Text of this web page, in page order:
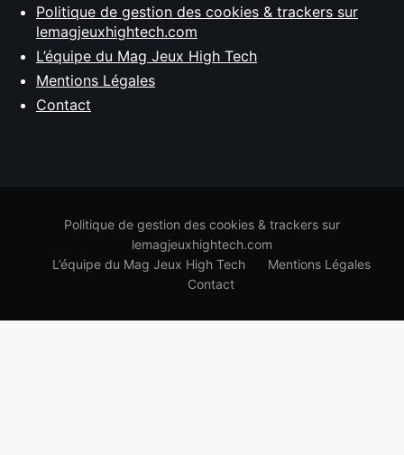
Politique de gestion des cookies & trackers sur
lemagjeuxhightech.com
L’équipe du Mag Jeux High Tech
Mentions Légales
Contact
Politique de gestion des cookies & trackers sur
lemagjeuxhightech.com
L’équipe du Mag Jeux High Tech
Mentions Légales
Contact